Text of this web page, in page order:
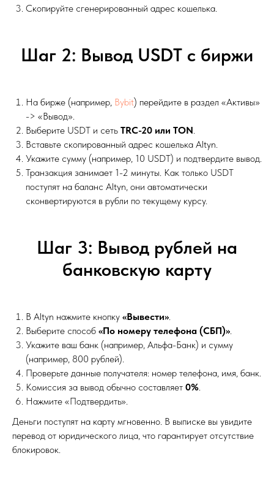
Скопируйте сгенерированный адрес кошелька.
Шаг 2: Вывод USDT с биржи
На бирже (например, Bybit) перейдите в раздел «Активы»
-> «Вывод».
Выберите USDT и сеть TRC-20 или TON
Вставьте скопированный адрес кошелька Altyn.
Укажите сумму (например, 10 USDT) и подтвердите вывод.
Транзакция занимает 1-2 минуты. Как только USDT
поступят на баланс Altyn, они автоматически
сконвертируются в рубли по текущему курсу.
Шаг 3: Вывод рублей на
банковскую карту
В Altyn нажмите кнопку «Вывести»
Выберите способ «По номеру телефона (СБП)»
Укажите ваш банк (например, Альфа-Банк) и сумму
(например, 800 рублей).
Проверьте данные получателя: номер телефона, имя, банк.
Комиссия за вывод обычно составляет 0%
Нажмите «Подтвердить».
Деньги поступят на карту мгновенно. В выписке вы увидите
перевод от юридического лица, что гарантирует отсутствие
блокировок.